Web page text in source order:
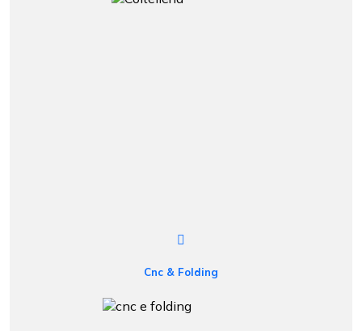
Cnc & Folding